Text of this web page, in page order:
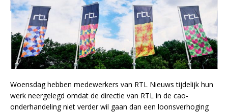
Woensdag hebben medewerkers van RTL Nieuws tijdelijk hun
werk neergelegd omdat de directie van RTL in de cao-
onderhandeling niet verder wil gaan dan een loonsverhoging